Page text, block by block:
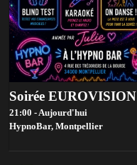
Soirée EUROVISION
21:00 - Aujourd'hui
HypnoBar, Montpellier